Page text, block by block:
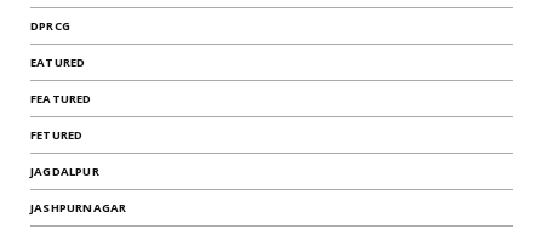
DPRCG
EATURED
FEATURED
FETURED
JAGDALPUR
JASHPURNAGAR